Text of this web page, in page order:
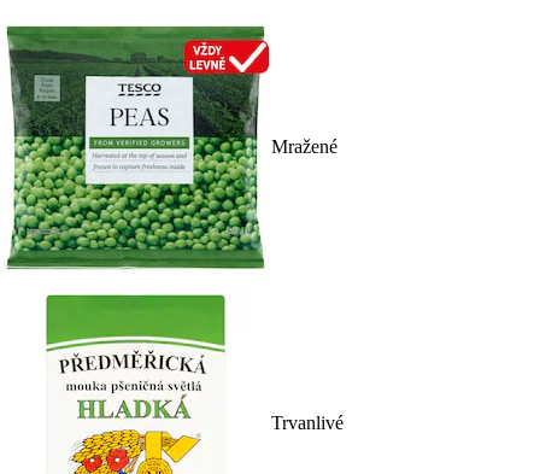
Mražené
Trvanlivé